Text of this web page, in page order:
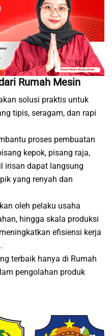
Rumah Mesin
solusi praktis untuk
tipis, seragam, dan rapi
proses pembuatan
kepok, pisang raja,
irisan dapat langsung
yang renyah dan
oleh pelaku usaha
hingga skala produksi
efisiensi kerja
terbaik hanya di Rumah
pengolahan produk